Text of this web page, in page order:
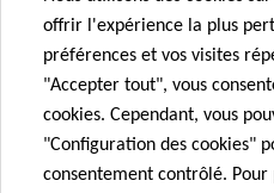
offrir l'expérience la plus
préférences et vos visites
"Accepter tout", vous
cookies. Cependant, vous
"Configuration des cookies"
consentement contrôlé.